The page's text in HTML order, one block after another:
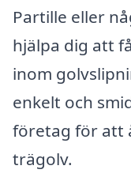
Partille eller
hjälpa dig att
inom
enkelt och
företag för att
trägolv.